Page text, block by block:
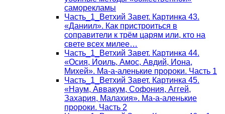
саморекламы
Часть_1_Ветхий Завет. Картинка 43.
«Даниил». Как пристроиться в
соправители к трём царям или, кто на
свете всех милее…
Часть_1_Ветхий Завет. Картинка 44.
«Осия, Иоиль, Амос, Авдий, Иона,
Михей». Ма-а-аленькие пророки. Часть 1
Часть_1_Ветхий Завет. Картинка 45.
«Наум, Аввакум, Софония, Аггей,
Захария, Малахия». Ма-а-аленькие
пророки. Часть 2